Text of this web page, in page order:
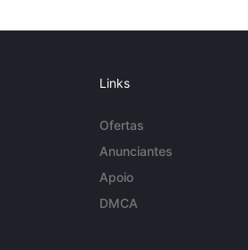
Links
Ofertas
Anunciantes
Apoio
DMCA